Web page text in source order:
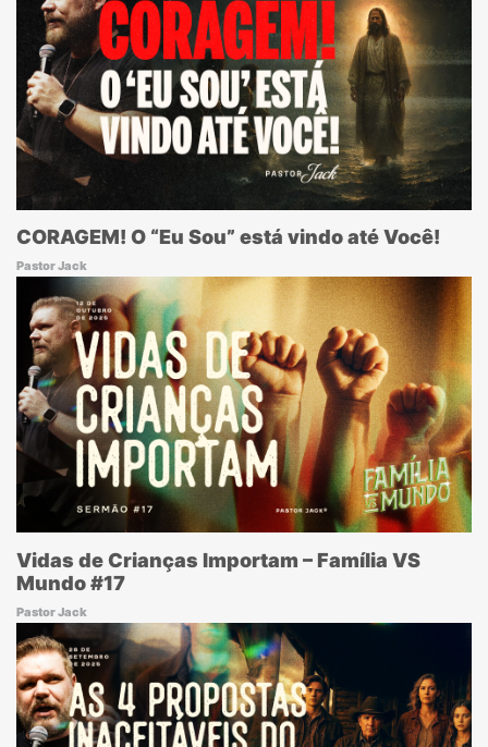
CORAGEM! O “Eu Sou” está vindo até Você!
Pastor Jack
Vidas de Crianças Importam – Família VS
Mundo #17
Pastor Jack